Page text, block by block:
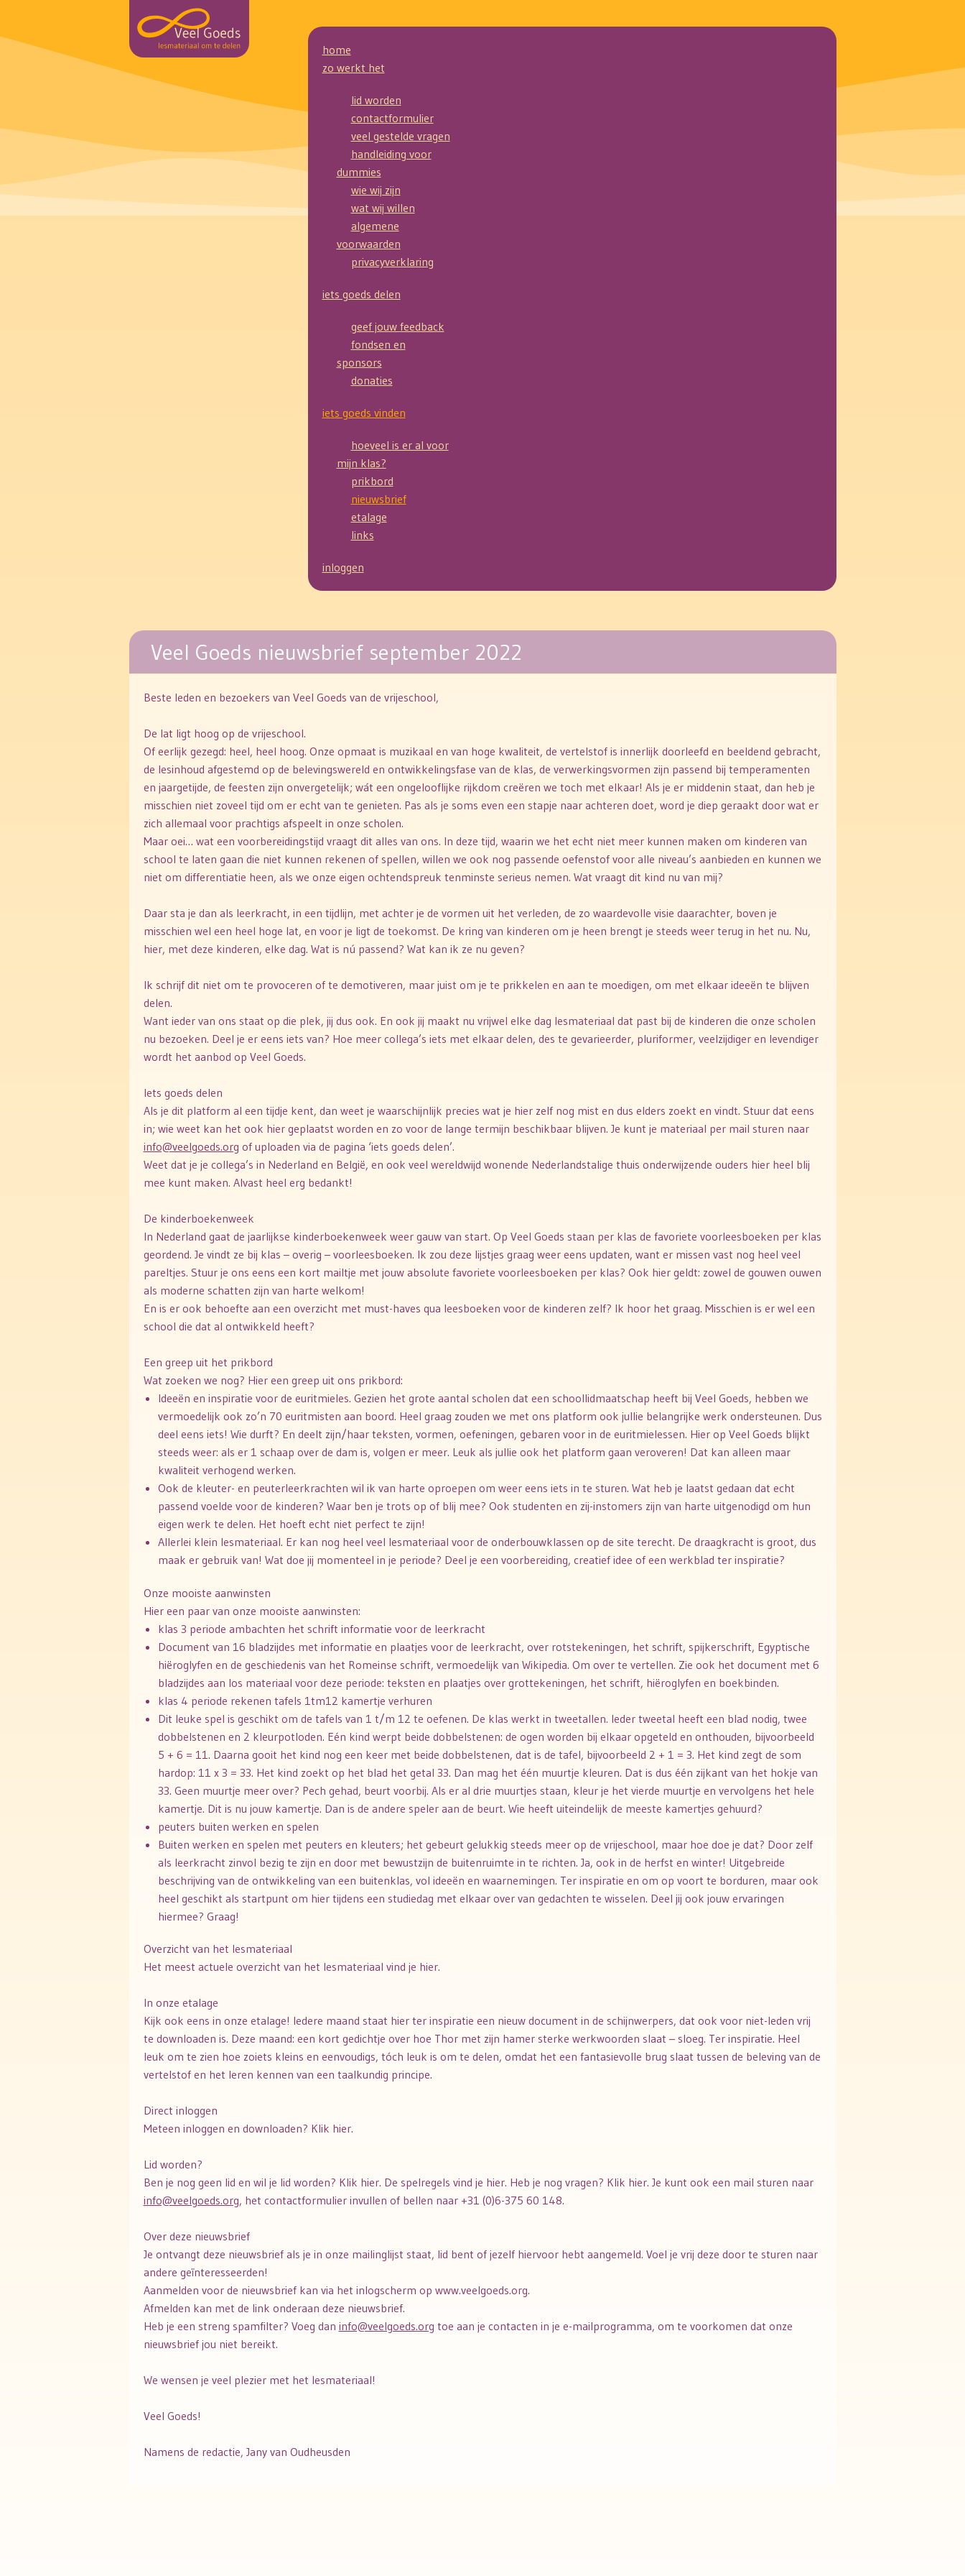
home
zo werkt het
lid worden
contactformulier
veel gestelde vragen
handleiding voor
dummies
wie wij zijn
wat wij willen
algemene
voorwaarden
privacyverklaring
iets goeds delen
geef jouw feedback
fondsen en
sponsors
donaties
iets goeds vinden
hoeveel is er al voor
mijn klas?
prikbord
nieuwsbrief
etalage
links
inloggen
Veel Goeds nieuwsbrief september 2022
Beste leden en bezoekers van Veel Goeds van de vrijeschool,
De lat ligt hoog op de vrijeschool.
Of eerlijk gezegd: heel, heel hoog. Onze opmaat is muzikaal en van hoge kwaliteit, de vertelstof is innerlijk doorleefd en beeldend gebracht,
de lesinhoud afgestemd op de belevingswereld en ontwikkelingsfase van de klas, de verwerkingsvormen zijn passend bij temperamenten
en jaargetijde, de feesten zijn onvergetelijk; wát een ongelooflijke rijkdom creëren we toch met elkaar! Als je er middenin staat, dan heb je
misschien niet zoveel tijd om er echt van te genieten. Pas als je soms even een stapje naar achteren doet, word je diep geraakt door wat er
zich allemaal voor prachtigs afspeelt in onze scholen.
Maar oei… wat een voorbereidingstijd vraagt dit alles van ons. In deze tijd, waarin we het echt niet meer kunnen maken om kinderen van
school te laten gaan die niet kunnen rekenen of spellen, willen we ook nog passende oefenstof voor alle niveau’s aanbieden en kunnen we
niet om differentiatie heen, als we onze eigen ochtendspreuk tenminste serieus nemen. Wat vraagt dit kind nu van mij?
Daar sta je dan als leerkracht, in een tijdlijn, met achter je de vormen uit het verleden, de zo waardevolle visie daarachter, boven je
misschien wel een heel hoge lat, en voor je ligt de toekomst. De kring van kinderen om je heen brengt je steeds weer terug in het nu. Nu,
hier, met deze kinderen, elke dag. Wat is nú passend? Wat kan ik ze nu geven?
Ik schrijf dit niet om te provoceren of te demotiveren, maar juist om je te prikkelen en aan te moedigen, om met elkaar ideeën te blijven
delen.
Want ieder van ons staat op die plek, jij dus ook. En ook jij maakt nu vrijwel elke dag lesmateriaal dat past bij de kinderen die onze scholen
nu bezoeken. Deel je er eens iets van? Hoe meer collega’s iets met elkaar delen, des te gevarieerder, pluriformer, veelzijdiger en levendiger
wordt het aanbod op Veel Goeds.
Iets goeds delen
Als je dit platform al een tijdje kent, dan weet je waarschijnlijk precies wat je hier zelf nog mist en dus elders zoekt en vindt. Stuur dat eens
in; wie weet kan het ook hier geplaatst worden en zo voor de lange termijn beschikbaar blijven. Je kunt je materiaal per mail sturen naar
info@veelgoeds.org of uploaden via de pagina ‘iets goeds delen’.
Weet dat je je collega’s in Nederland en België, en ook veel wereldwijd wonende Nederlandstalige thuis onderwijzende ouders hier heel blij
mee kunt maken. Alvast heel erg bedankt!
De kinderboekenweek
In Nederland gaat de jaarlijkse kinderboekenweek weer gauw van start. Op Veel Goeds staan per klas de favoriete voorleesboeken per klas
geordend. Je vindt ze bij klas – overig – voorleesboeken. Ik zou deze lijstjes graag weer eens updaten, want er missen vast nog heel veel
pareltjes. Stuur je ons eens een kort mailtje met jouw absolute favoriete voorleesboeken per klas? Ook hier geldt: zowel de gouwen ouwen
als moderne schatten zijn van harte welkom!
En is er ook behoefte aan een overzicht met must-haves qua leesboeken voor de kinderen zelf? Ik hoor het graag. Misschien is er wel een
school die dat al ontwikkeld heeft?
Een greep uit het prikbord
Wat zoeken we nog? Hier een greep uit ons prikbord:
Ideeën en inspiratie voor de euritmieles. Gezien het grote aantal scholen dat een schoollidmaatschap heeft bij Veel Goeds, hebben we
vermoedelijk ook zo’n 70 euritmisten aan boord. Heel graag zouden we met ons platform ook jullie belangrijke werk ondersteunen. Dus
deel eens iets! Wie durft? En deelt zijn/haar teksten, vormen, oefeningen, gebaren voor in de euritmielessen. Hier op Veel Goeds blijkt
steeds weer: als er 1 schaap over de dam is, volgen er meer. Leuk als jullie ook het platform gaan veroveren! Dat kan alleen maar
kwaliteit verhogend werken.
Ook de kleuter- en peuterleerkrachten wil ik van harte oproepen om weer eens iets in te sturen. Wat heb je laatst gedaan dat echt
passend voelde voor de kinderen? Waar ben je trots op of blij mee? Ook studenten en zij-instomers zijn van harte uitgenodigd om hun
eigen werk te delen. Het hoeft echt niet perfect te zijn!
Allerlei klein lesmateriaal. Er kan nog heel veel lesmateriaal voor de onderbouwklassen op de site terecht. De draagkracht is groot, dus
maak er gebruik van! Wat doe jij momenteel in je periode? Deel je een voorbereiding, creatief idee of een werkblad ter inspiratie?
Onze mooiste aanwinsten
Hier een paar van onze mooiste aanwinsten:
klas 3 periode ambachten het schrift informatie voor de leerkracht
Document van 16 bladzijdes met informatie en plaatjes voor de leerkracht, over rotstekeningen, het schrift, spijkerschrift, Egyptische
hiëroglyfen en de geschiedenis van het Romeinse schrift, vermoedelijk van Wikipedia. Om over te vertellen. Zie ook het document met 6
bladzijdes aan los materiaal voor deze periode: teksten en plaatjes over grottekeningen, het schrift, hiëroglyfen en boekbinden.
klas 4 periode rekenen tafels 1tm12 kamertje verhuren
Dit leuke spel is geschikt om de tafels van 1 t/m 12 te oefenen. De klas werkt in tweetallen. Ieder tweetal heeft een blad nodig, twee
dobbelstenen en 2 kleurpotloden. Eén kind werpt beide dobbelstenen: de ogen worden bij elkaar opgeteld en onthouden, bijvoorbeeld
5 + 6 = 11. Daarna gooit het kind nog een keer met beide dobbelstenen, dat is de tafel, bijvoorbeeld 2 + 1 = 3. Het kind zegt de som
hardop: 11 x 3 = 33. Het kind zoekt op het blad het getal 33. Dan mag het één muurtje kleuren. Dat is dus één zijkant van het hokje van
33. Geen muurtje meer over? Pech gehad, beurt voorbij. Als er al drie muurtjes staan, kleur je het vierde muurtje en vervolgens het hele
kamertje. Dit is nu jouw kamertje. Dan is de andere speler aan de beurt. Wie heeft uiteindelijk de meeste kamertjes gehuurd?
peuters buiten werken en spelen
Buiten werken en spelen met peuters en kleuters; het gebeurt gelukkig steeds meer op de vrijeschool, maar hoe doe je dat? Door zelf
als leerkracht zinvol bezig te zijn en door met bewustzijn de buitenruimte in te richten. Ja, ook in de herfst en winter! Uitgebreide
beschrijving van de ontwikkeling van een buitenklas, vol ideeën en waarnemingen. Ter inspiratie en om op voort te borduren, maar ook
heel geschikt als startpunt om hier tijdens een studiedag met elkaar over van gedachten te wisselen. Deel jij ook jouw ervaringen
hiermee? Graag!
Overzicht van het lesmateriaal
Het meest actuele overzicht van het lesmateriaal vind je hier.
In onze etalage
Kijk ook eens in onze etalage! Iedere maand staat hier ter inspiratie een nieuw document in de schijnwerpers, dat ook voor niet-leden vrij
te downloaden is. Deze maand: een kort gedichtje over hoe Thor met zijn hamer sterke werkwoorden slaat – sloeg. Ter inspiratie. Heel
leuk om te zien hoe zoiets kleins en eenvoudigs, tóch leuk is om te delen, omdat het een fantasievolle brug slaat tussen de beleving van de
vertelstof en het leren kennen van een taalkundig principe.
Direct inloggen
Meteen inloggen en downloaden? Klik hier.
Lid worden?
Ben je nog geen lid en wil je lid worden? Klik hier. De spelregels vind je hier. Heb je nog vragen? Klik hier. Je kunt ook een mail sturen naar
info@veelgoeds.org, het contactformulier invullen of bellen naar +31 (0)6-375 60 148.
Over deze nieuwsbrief
Je ontvangt deze nieuwsbrief als je in onze mailinglijst staat, lid bent of jezelf hiervoor hebt aangemeld. Voel je vrij deze door te sturen naar
andere geïnteresseerden!
Aanmelden voor de nieuwsbrief kan via het inlogscherm op www.veelgoeds.org.
Afmelden kan met de link onderaan deze nieuwsbrief.
Heb je een streng spamfilter? Voeg dan info@veelgoeds.org toe aan je contacten in je e-mailprogramma, om te voorkomen dat onze
nieuwsbrief jou niet bereikt.
We wensen je veel plezier met het lesmateriaal!
Veel Goeds!
Namens de redactie, Jany van Oudheusden